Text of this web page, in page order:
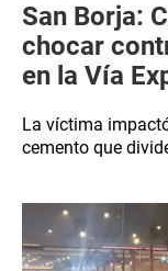
San Borja:
chocar
en la Vía
La víctima
cemento que